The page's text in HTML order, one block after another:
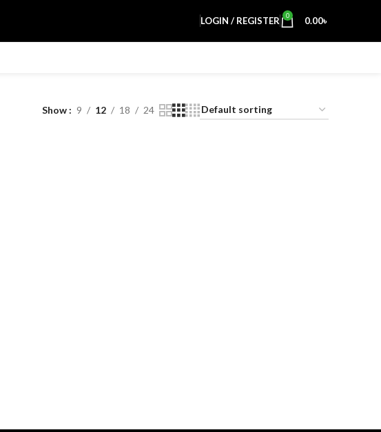
LOGIN / REGISTER 0 0.00৳
Show 9 12 18 24